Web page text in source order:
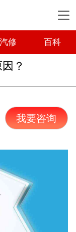
汽修 百科
？
我要咨询